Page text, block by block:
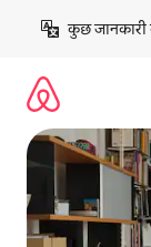
छोड़कर
कॉन्टेंट
कुछ जानकारी